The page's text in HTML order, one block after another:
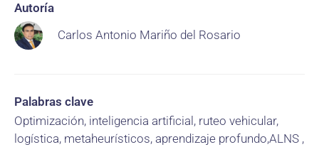
Autoría
Carlos Antonio Mariño del Rosario
Palabras clave
Optimización, inteligencia artificial, ruteo vehicular,
logística, metaheurísticos, aprendizaje profundo,ALNS ,